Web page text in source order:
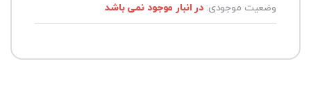
وضعیت موجودی:در انبار موجود نمی باشد